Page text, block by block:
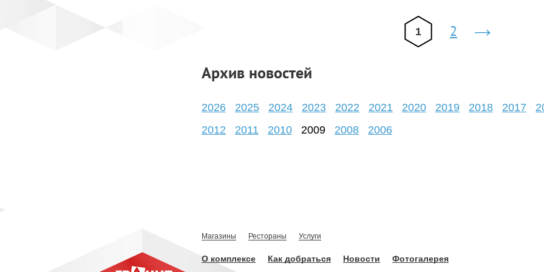
1 2
Архив новостей
2026 2025 2024 2023 2022 2021 2020 2019 2018 2017
2012
2011 2010 2009 2008 2006
Магазины Рестораны Услуги
О комплексе Как добраться Новости Фотогалерея